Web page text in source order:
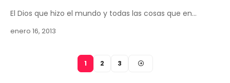
El Dios que hizo el mundo y todas las cosas que en…
enero 16, 2013
1 2 3